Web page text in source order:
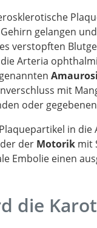
gelangen
verstopften
Arteria
mit
oder
in
der Motorik mit
Embolie einen
die